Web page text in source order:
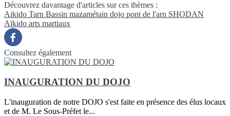
Découvrez davantage d'articles sur ces thèmes :
Aikido Tarn Bassin mazamétain dojo pont de l'arn SHODAN
Aïkido arts martiaux
Consultez également
INAUGURATION DU DOJO
L'inauguration de notre DOJO s'est faite en présence des élus locaux
et de M. Le Sous-Préfet le...